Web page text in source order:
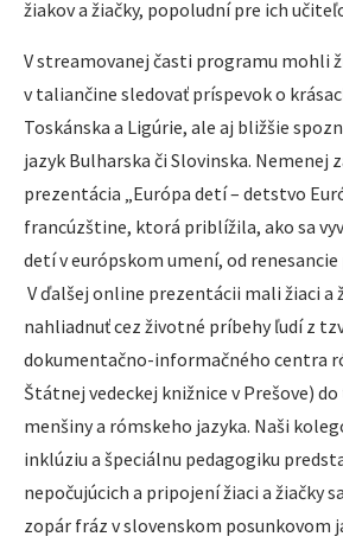
žiakov a žiačky, popoludní pre ich
V streamovanej časti programu mohli
v taliančine sledovať príspevok o
Toskánska a Ligúrie, ale aj bližšie
jazyk Bulharska či Slovinska. Nemenej
prezentácia „Európa detí – detstvo
francúzštine, ktorá priblížila, ako sa
detí v európskom umení, od renesancie
V ďalšej online prezentácii mali žiaci a
nahliadnuť cez životné príbehy ľudí z
dokumentačno-informačného centra
Štátnej vedeckej knižnice v Prešove)
menšiny a rómskeho jazyka. Naši
inklúziu a špeciálnu pedagogiku
nepočujúcich a pripojení žiaci a žiačky
zopár fráz v slovenskom posunkovom